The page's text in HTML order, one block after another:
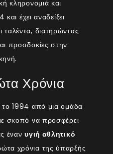
κληρονομιά και
έχει αναδείξει
ταλέντα, διατηρώντας
προσδοκίες στην
Χρόνια
1994 από μια ομάδα
σκοπό να προσφέρει
ένανυγιή αθλητικό
χρόνια της ύπαρξής